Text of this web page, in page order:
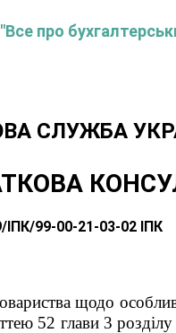
про
СЛУЖБА
99-00-21-03-02 ІПК
щодо
52 глави 3 розділу